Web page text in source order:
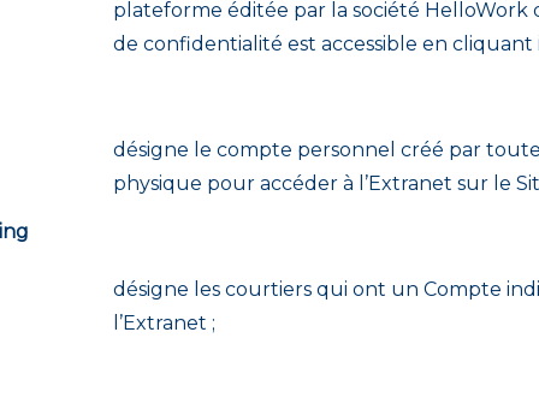
plateforme éditée par la société
de confidentialité est accessible en cliquant
désigne le compte personnel créé par
physique pour accéder à l’Extranet sur le
désigne les courtiers qui ont un Compte
l’Extranet ;